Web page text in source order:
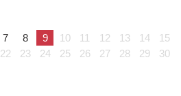
7 8 9 10 11 12 13 14
15
22 23 24 25 26 27 28 29
30